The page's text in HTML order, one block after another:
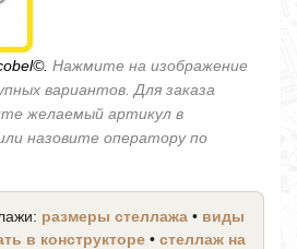
Нажмите на изображение
вариантов. Для заказа
желаемый артикул в
назовите оператору по
размеры стеллажа • виды
в конструкторе • стеллаж на